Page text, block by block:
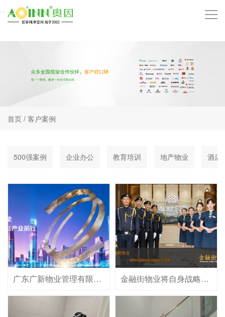
首页
品牌中心
产品中心
招商加盟
奥因动态
联系奥因
首页 / 客户案例
500强案例 企业办公 教育培训 地产物业 酒店
广东广新物业管理有限公司成立于2003年9月11日，是广东广新集团旗下的一家国有企业，注册地位于广东省广州市海珠区，注册资本500万元。公司法定代表人为钱舟。作为专业的物业管理服务企业，其核心业务涵盖物业服务、餐饮管理、房地产经纪、零售、养老服务、环境服务等多个领域，为住宅、写字楼、校园、工业园区等多种物业类型提供综合服务。 金融街物业将自身战略定位聚焦在高端商务物业运营方向，秉承“服务精英，福泽大众”的企业使命，为服务客户提供优质、专业的物业服务，帮助服务区域实现物业软、硬件的同步提升，为中国商用物业服务行业与全球商用物业服务标准的对接贡献力量。